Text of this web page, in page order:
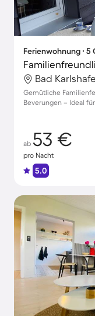
Ferienwohnung ∙ 5
Bad
Gemütliche
Beverungen – Ideal
ab 53 €
pro Nacht
5.0